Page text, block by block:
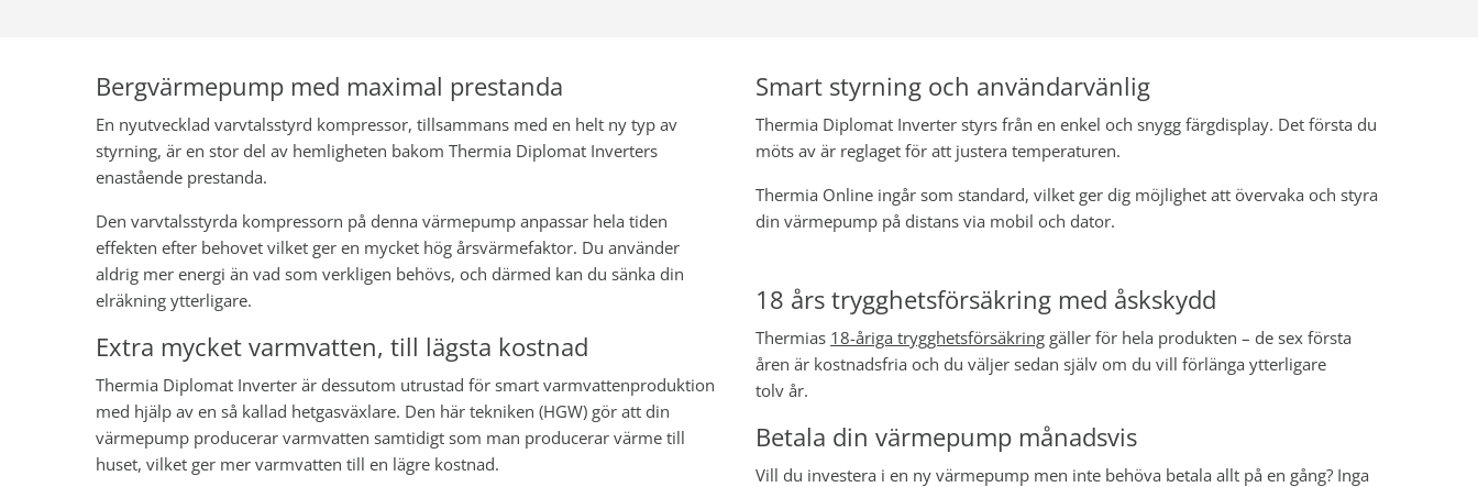
Bergvärmepump med maximal prestanda
En nyutvecklad varvtalsstyrd kompressor, tillsammans med en helt ny typ av
styrning, är en stor del av hemligheten bakom Thermia Diplomat Inverters
enastående prestanda.
Den varvtalsstyrda kompressorn på denna värmepump anpassar hela tiden
effekten efter behovet vilket ger en mycket hög årsvärmefaktor. Du använder
aldrig mer energi än vad som verkligen behövs, och därmed kan du sänka din
elräkning ytterligare.
Extra mycket varmvatten, till lägsta kostnad
Thermia Diplomat Inverter är dessutom utrustad för smart varmvattenproduktion
med hjälp av en så kallad hetgasväxlare. Den här tekniken (HGW) gör att din
värmepump producerar varmvatten samtidigt som man producerar värme till
huset, vilket ger mer varmvatten till en lägre kostnad.
Smart styrning och användarvänlig
Thermia Diplomat Inverter styrs från en enkel och snygg färgdisplay. Det första du
möts av är reglaget för att justera temperaturen.
Thermia Online ingår som standard, vilket ger dig möjlighet att övervaka och styra
din värmepump på distans via mobil och dator.
18 års trygghetsförsäkring med åskskydd
Thermias 18-åriga trygghetsförsäkring gäller för hela produkten – de sex första
åren är kostnadsfria och du väljer sedan själv om du vill förlänga ytterligare
tolv år.
Betala din värmepump månadsvis
Vill du investera i en ny värmepump men inte behöva betala allt på en gång? Inga